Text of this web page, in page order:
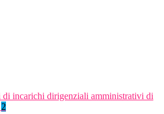
di incarichi dirigenziali amministrativi di
2